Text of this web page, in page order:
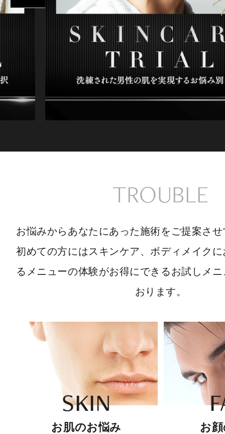
TROUBLE
お悩みからあなたにあった施術をご提案さ
初めての方にはスキンケア、ボディメイク
るメニューの体験がお得にできるお試しメ
おります。
SKIN
お肌のお悩み お